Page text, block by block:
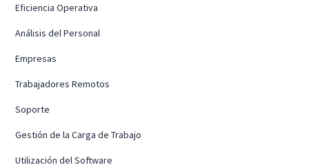
Eficiencia Operativa
Análisis del Personal
Empresas
Trabajadores Remotos
Soporte
Gestión de la Carga de Trabajo
Utilización del Software